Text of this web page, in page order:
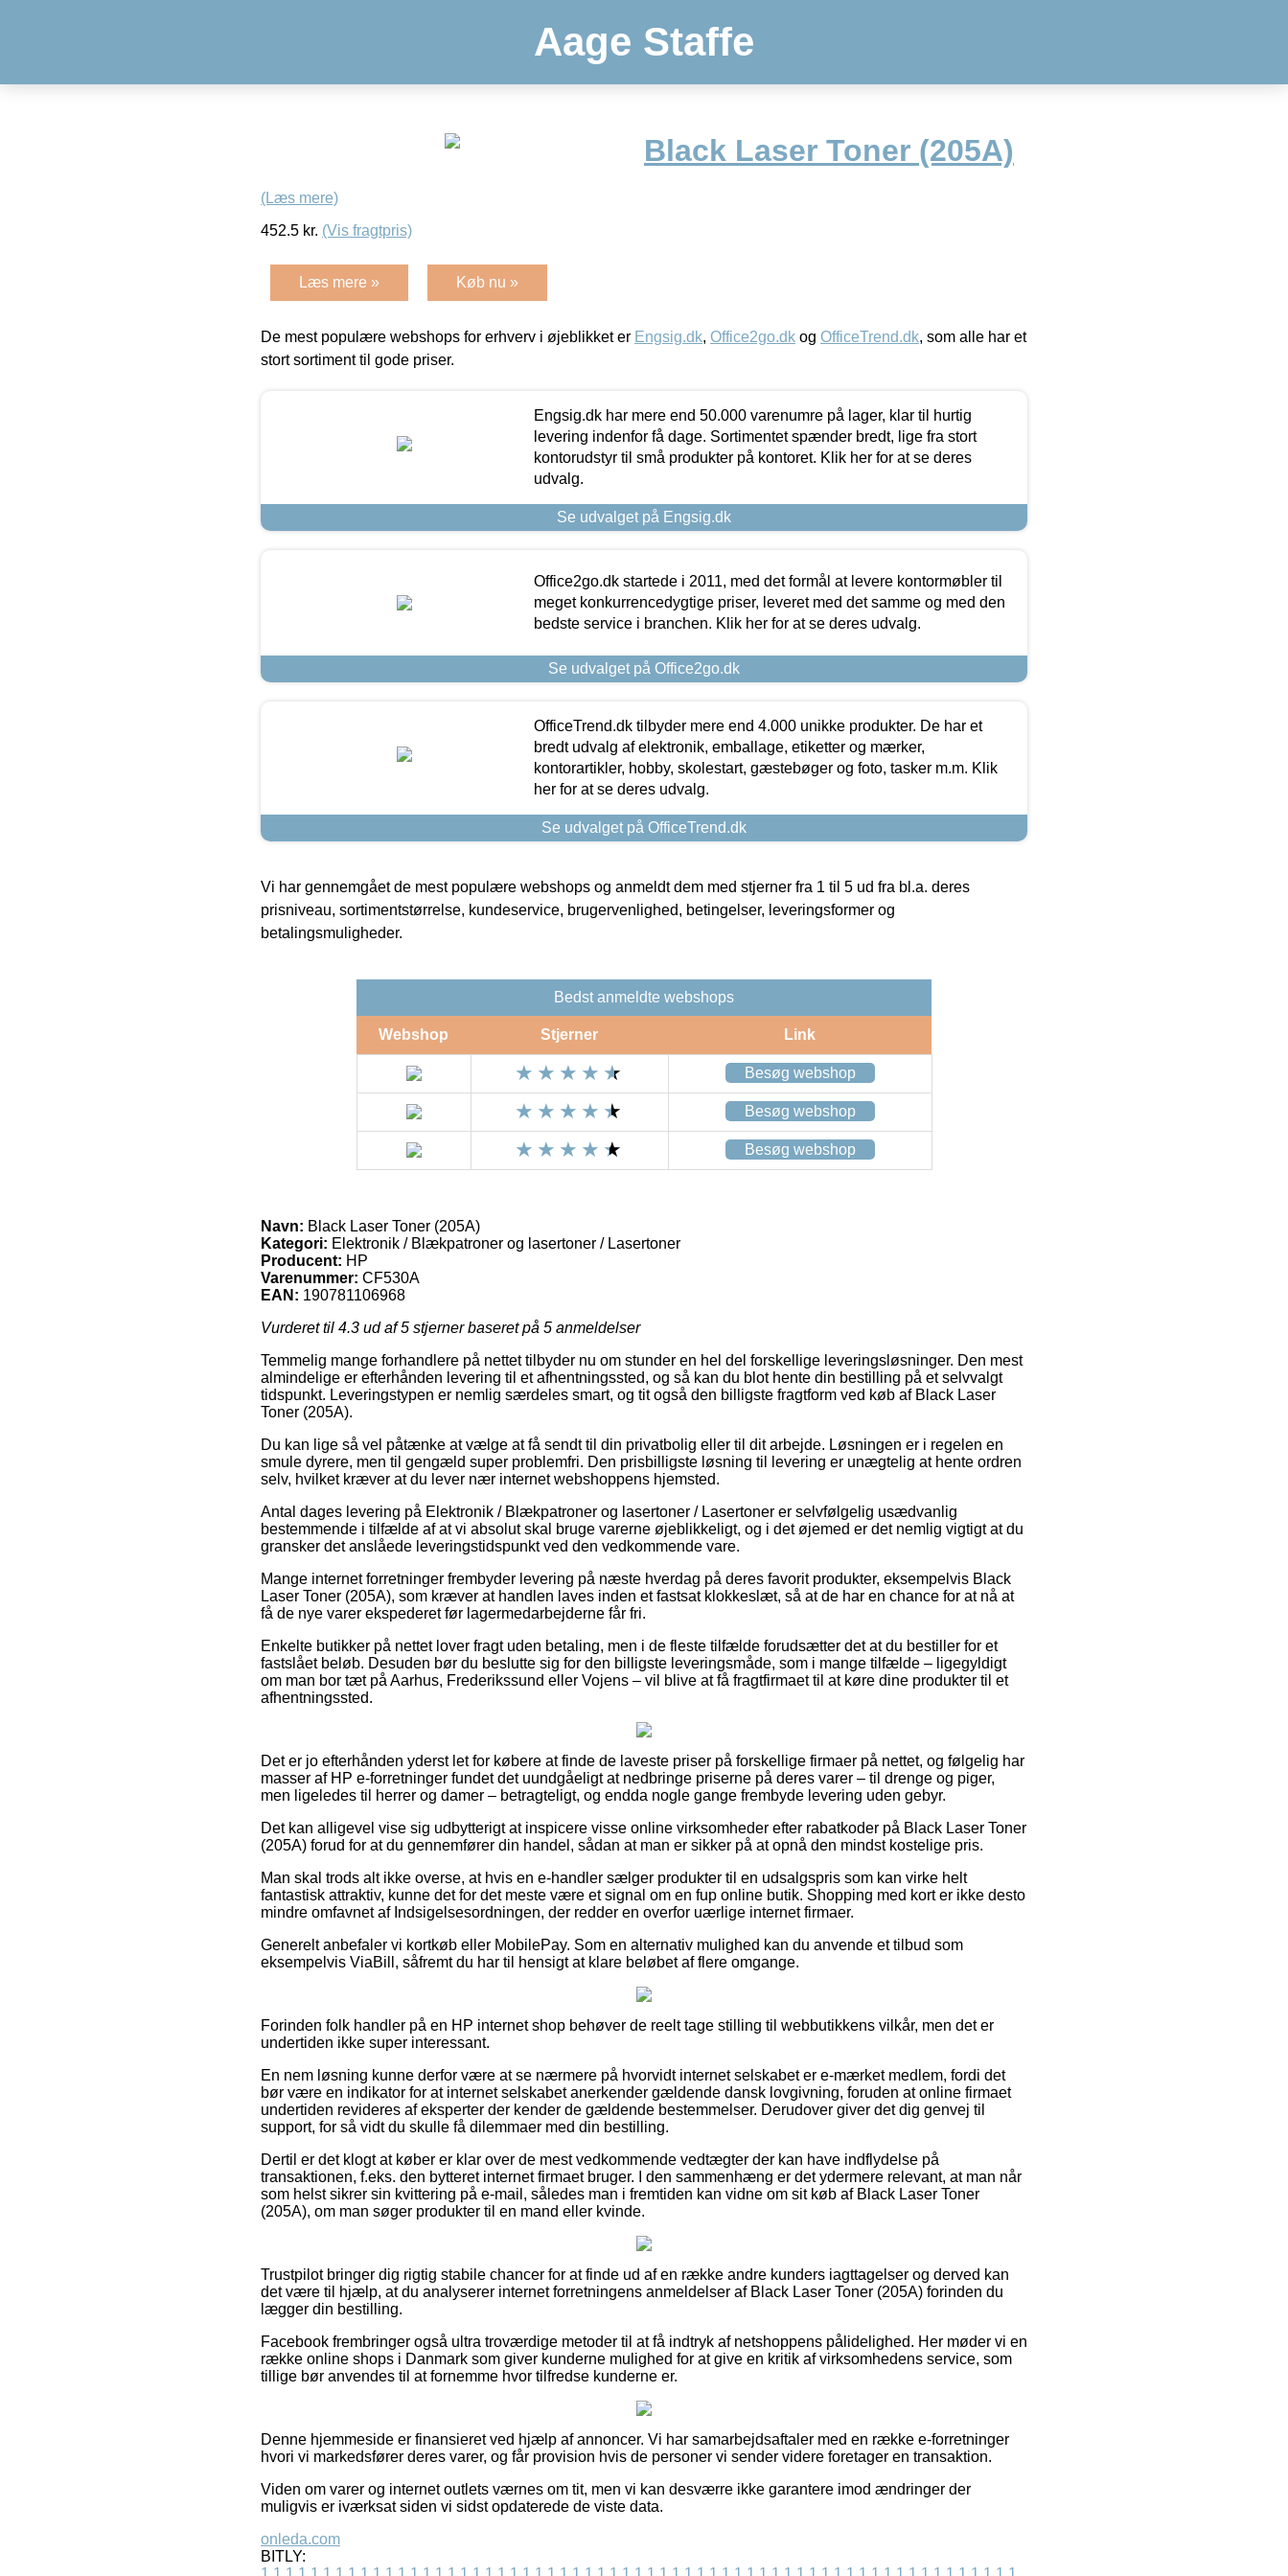
Aage Staffe
Black Laser Toner (205A)
(Læs mere)
452.5 kr. (Vis fragtpris)
Læs mere » Køb nu »
De mest populære webshops for erhverv i øjeblikket er Engsig.dk, Office2go.dk og OfficeTrend.dk, som alle har et
stort sortiment til gode priser.
Engsig.dk har mere end 50.000 varenumre på lager, klar til hurtig
levering indenfor få dage. Sortimentet spænder bredt, lige fra stort
kontorudstyr til små produkter på kontoret. Klik her for at se deres
udvalg.
Se udvalget på Engsig.dk
Office2go.dk startede i 2011, med det formål at levere kontormøbler til
meget konkurrencedygtige priser, leveret med det samme og med den
bedste service i branchen. Klik her for at se deres udvalg.
Se udvalget på Office2go.dk
OfficeTrend.dk tilbyder mere end 4.000 unikke produkter. De har et
bredt udvalg af elektronik, emballage, etiketter og mærker,
kontorartikler, hobby, skolestart, gæstebøger og foto, tasker m.m. Klik
her for at se deres udvalg.
Se udvalget på OfficeTrend.dk
Vi har gennemgået de mest populære webshops og anmeldt dem med stjerner fra 1 til 5 ud fra bl.a. deres
prisniveau, sortimentstørrelse, kundeservice, brugervenlighed, betingelser, leveringsformer og
betalingsmuligheder.
Bedst anmeldte webshops
Webshop Stjerner Link
Besøg webshop
Besøg webshop
Besøg webshop
Navn: Black Laser Toner (205A)
Kategori: Elektronik / Blækpatroner og lasertoner / Lasertoner
Producent: HP
Varenummer: CF530A
EAN: 190781106968
Vurderet til 4.3 ud af 5 stjerner baseret på 5 anmeldelser
Temmelig mange forhandlere på nettet tilbyder nu om stunder en hel del forskellige leveringsløsninger. Den mest
almindelige er efterhånden levering til et afhentningssted, og så kan du blot hente din bestilling på et selvvalgt
tidspunkt. Leveringstypen er nemlig særdeles smart, og tit også den billigste fragtform ved køb af Black Laser
Toner (205A).
Du kan lige så vel påtænke at vælge at få sendt til din privatbolig eller til dit arbejde. Løsningen er i regelen en
smule dyrere, men til gengæld super problemfri. Den prisbilligste løsning til levering er unægtelig at hente ordren
selv, hvilket kræver at du lever nær internet webshoppens hjemsted.
Antal dages levering på Elektronik / Blækpatroner og lasertoner / Lasertoner er selvfølgelig usædvanlig
bestemmende i tilfælde af at vi absolut skal bruge varerne øjeblikkeligt, og i det øjemed er det nemlig vigtigt at du
gransker det anslåede leveringstidspunkt ved den vedkommende vare.
Mange internet forretninger frembyder levering på næste hverdag på deres favorit produkter, eksempelvis Black
Laser Toner (205A), som kræver at handlen laves inden et fastsat klokkeslæt, så at de har en chance for at nå at
få de nye varer ekspederet før lagermedarbejderne får fri.
Enkelte butikker på nettet lover fragt uden betaling, men i de fleste tilfælde forudsætter det at du bestiller for et
fastslået beløb. Desuden bør du beslutte sig for den billigste leveringsmåde, som i mange tilfælde – ligegyldigt
om man bor tæt på Aarhus, Frederikssund eller Vojens – vil blive at få fragtfirmaet til at køre dine produkter til et
afhentningssted.
Det er jo efterhånden yderst let for købere at finde de laveste priser på forskellige firmaer på nettet, og følgelig har
masser af HP e-forretninger fundet det uundgåeligt at nedbringe priserne på deres varer – til drenge og piger,
men ligeledes til herrer og damer – betragteligt, og endda nogle gange frembyde levering uden gebyr.
Det kan alligevel vise sig udbytterigt at inspicere visse online virksomheder efter rabatkoder på Black Laser Toner
(205A) forud for at du gennemfører din handel, sådan at man er sikker på at opnå den mindst kostelige pris.
Man skal trods alt ikke overse, at hvis en e-handler sælger produkter til en udsalgspris som kan virke helt
fantastisk attraktiv, kunne det for det meste være et signal om en fup online butik. Shopping med kort er ikke desto
mindre omfavnet af Indsigelsesordningen, der redder en overfor uærlige internet firmaer.
Generelt anbefaler vi kortkøb eller MobilePay. Som en alternativ mulighed kan du anvende et tilbud som
eksempelvis ViaBill, såfremt du har til hensigt at klare beløbet af flere omgange.
Forinden folk handler på en HP internet shop behøver de reelt tage stilling til webbutikkens vilkår, men det er
undertiden ikke super interessant.
En nem løsning kunne derfor være at se nærmere på hvorvidt internet selskabet er e-mærket medlem, fordi det
bør være en indikator for at internet selskabet anerkender gældende dansk lovgivning, foruden at online firmaet
undertiden revideres af eksperter der kender de gældende bestemmelser. Derudover giver det dig genvej til
support, for så vidt du skulle få dilemmaer med din bestilling.
Dertil er det klogt at køber er klar over de mest vedkommende vedtægter der kan have indflydelse på
transaktionen, f.eks. den bytteret internet firmaet bruger. I den sammenhæng er det ydermere relevant, at man når
som helst sikrer sin kvittering på e-mail, således man i fremtiden kan vidne om sit køb af Black Laser Toner
(205A), om man søger produkter til en mand eller kvinde.
Trustpilot bringer dig rigtig stabile chancer for at finde ud af en række andre kunders iagttagelser og derved kan
det være til hjælp, at du analyserer internet forretningens anmeldelser af Black Laser Toner (205A) forinden du
lægger din bestilling.
Facebook frembringer også ultra troværdige metoder til at få indtryk af netshoppens pålidelighed. Her møder vi en
række online shops i Danmark som giver kunderne mulighed for at give en kritik af virksomhedens service, som
tillige bør anvendes til at fornemme hvor tilfredse kunderne er.
Denne hjemmeside er finansieret ved hjælp af annoncer. Vi har samarbejdsaftaler med en række e-forretninger
hvori vi markedsfører deres varer, og får provision hvis de personer vi sender videre foretager en transaktion.
Viden om varer og internet outlets værnes om tit, men vi kan desværre ikke garantere imod ændringer der
muligvis er iværksat siden vi sidst opdaterede de viste data.
onleda.com
BITLY: